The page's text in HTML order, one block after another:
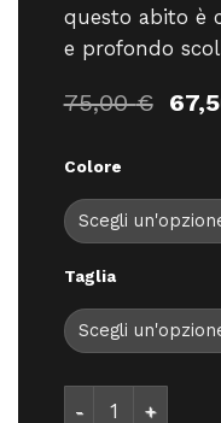
questo abito è
e profondo
75,00€ Il
Colore
Taglia
Patagonia W's